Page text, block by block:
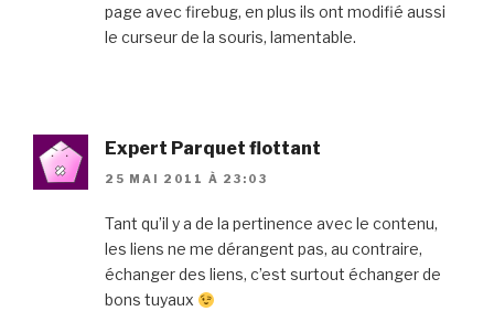
page avec firebug, en plus ils ont modifié aussi
le curseur de la souris, lamentable.
Expert Parquet flottant
25 MAI 2011 À 23:03
Tant qu’il y a de la pertinence avec le contenu,
les liens ne me dérangent pas, au contraire,
échanger des liens, c’est surtout échanger de
bons tuyaux